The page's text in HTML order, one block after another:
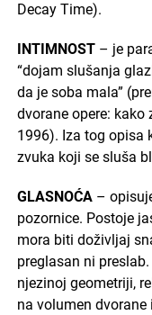
Decay Time).
INTIMNOST– je
“dojam slušanja
da je soba mala”
dvorane opere: kako
1996). Iza tog opisa
zvuka koji se sluša
GLASNOĆA–
pozornice. Postoje
mora biti doživljaj
preglasan ni
njezinoj geometriji,
na volumen